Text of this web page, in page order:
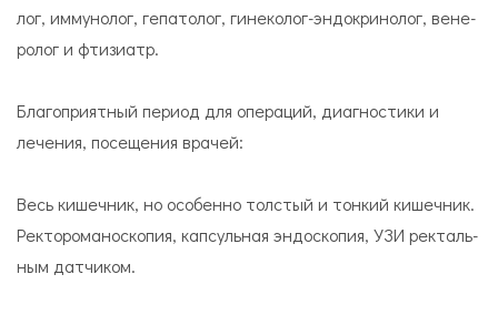
лог, иммунолог, гепатолог, ги­не­ко­лог-эн­до­кри­но­лог, ве­не­
ро­лог и фти­зи­атр.
Благоприятный период для операций, диагностики и
лечения, посещения врачей:
Весь ки­шеч­ник, но осо­бен­но тол­стый и тон­кий ки­шеч­ник.
Рек­то­ро­ма­но­ско­пия, кап­суль­ная эн­до­ско­пия, УЗИ рек­таль­
ным дат­чи­ком.